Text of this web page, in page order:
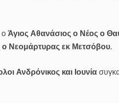
ο Άγιος Αθανάσιος ο Νέος ο
ο Νεομάρτυρας εκ Μετσόβου.
Ανδρόνικος και Ιουνία